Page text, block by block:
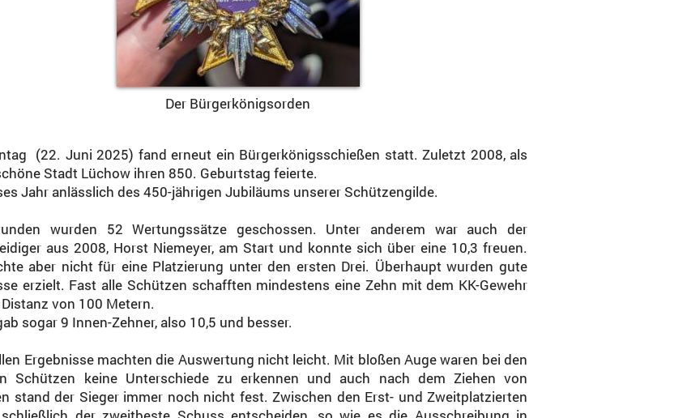
Der Bürgerkönigsorden
(22. Juni 2025) fand erneut ein Bürgerkönigsschießen statt. Zuletzt 2008, als
Stadt Lüchow ihren 850. Geburtstag feierte.
Jahr anlässlich des 450-jährigen Jubiläums unserer Schützengilde.
wurden 52 Wertungssätze geschossen. Unter anderem war auch der
aus 2008, Horst Niemeyer, am Start und konnte sich über eine 10,3 freuen.
aber nicht für eine Platzierung unter den ersten Drei. Überhaupt wurden gute
erzielt. Fast alle Schützen schafften mindestens eine Zehn mit dem KK-Gewehr
von 100 Metern.
sogar 9 Innen-Zehner, also 10,5 und besser.
Ergebnisse machten die Auswertung nicht leicht. Mit bloßen Auge waren bei den
Schützen keine Unterschiede zu erkennen und auch nach dem Ziehen von
stand der Sieger immer noch nicht fest. Zwischen den Erst- und Zweitplatzierten